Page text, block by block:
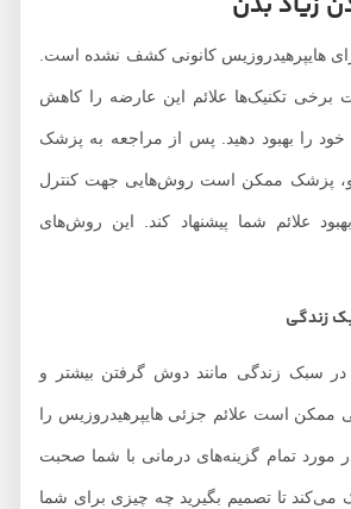
هایپرهیدروزیس کانونی کشف نشده است.
تکنیک‌ها علائم این عارضه را کاهش
را بهبود دهید. پس از مراجعه به پزشک
ممکن است روش‌هایی جهت کنترل
شما پیشنهاد کند. این روش‌های
سبک زندگی مانند دوش گرفتن بیشتر و
است علائم جزئی هایپرهیدروزیس را
تمام گزینه‌های درمانی با شما صحبت
تا تصمیم بگیرید چه چیزی برای شما